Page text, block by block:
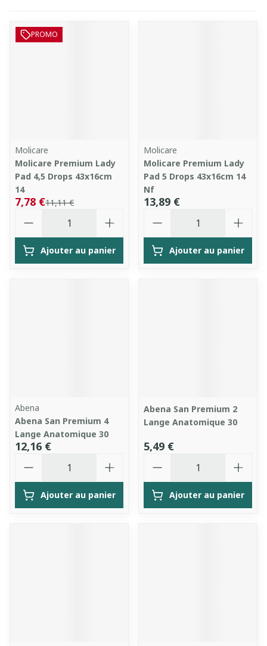
PROMO
Molicare
Molicare Premium Lady
Pad 4,5 Drops 43x16cm
14
11,11 €
7,78 €
Ajouter au panier
Molicare
Molicare Premium Lady
Pad 5 Drops 43x16cm 14
Nf
13,89 €
Ajouter au panier
Abena
Abena San Premium 4
Lange Anatomique 30
12,16 €
Ajouter au panier
Abena San Premium 2
Lange Anatomique 30
5,49 €
Ajouter au panier